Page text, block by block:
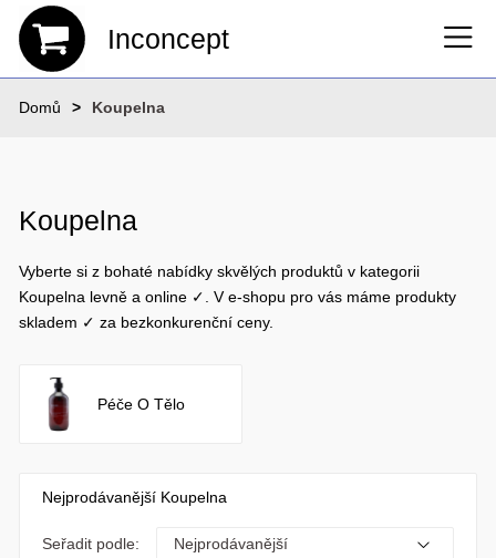
Inconcept
Domů Koupelna
Koupelna
Vyberte si z bohaté nabídky skvělých produktů v kategorii
Koupelna levně a online ✓. V e-shopu pro vás máme produkty
skladem ✓ za bezkonkurenční ceny.
Péče O Tělo
Nejprodávanější Koupelna
Seřadit podle: